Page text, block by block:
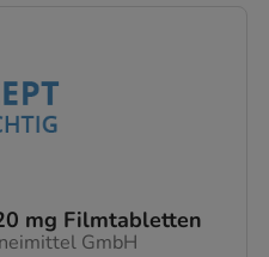
mg Filmtabletten
GmbH